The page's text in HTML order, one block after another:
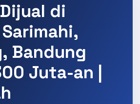
di
Bandung
Juta-an |